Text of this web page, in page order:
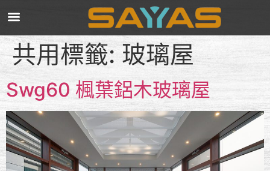
共用標籤:玻璃屋
Swg60 楓葉鋁木玻璃屋